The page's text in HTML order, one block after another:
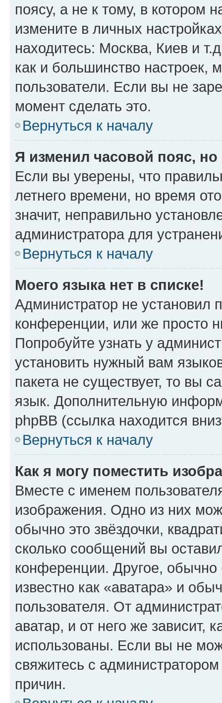
поясу, а не к тому, в котором
измените в личных
находитесь: Москва, Киев и
как и большинство настроек,
пользователи. Если вы не
момент сделать это.
Вернуться к началу
Я изменил часовой пояс,
Если вы уверены, что
летнего времени, но время
значит, неправильно
администратора для
Вернуться к началу
Моего языка нет в списке!
Администратор не установил
конференции, или же просто
Попробуйте узнать у
установить нужный вам
пакета не существует, то вы
язык. Дополнительную
phpBB (ссылка находится
Вернуться к началу
Как я могу поместить
Вместе с именем
изображения. Одно из них
обычно это звёздочки,
сколько сообщений вы
конференции. Другое,
известно как «аватара» и
пользователя. От
аватар, и от него же зависит,
использованы. Если вы не
свяжитесь с
причин.